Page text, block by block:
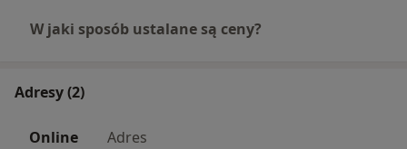
W jaki sposób ustalane są ceny?
Adresy (2)
Online Adres